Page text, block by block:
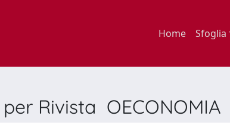
Home Sfoglia
Rivista OECONOMIA